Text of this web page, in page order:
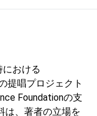
おける
提唱プロジェクト
Foundationの支
は、著者の立場を